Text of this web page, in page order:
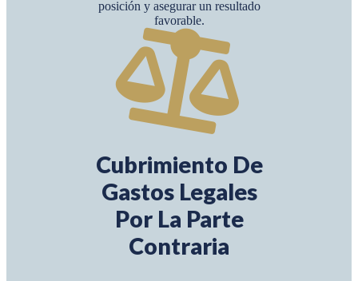
posición y asegurar un resultado
favorable.
Cubrimiento De
Gastos Legales
Por La Parte
Contraria